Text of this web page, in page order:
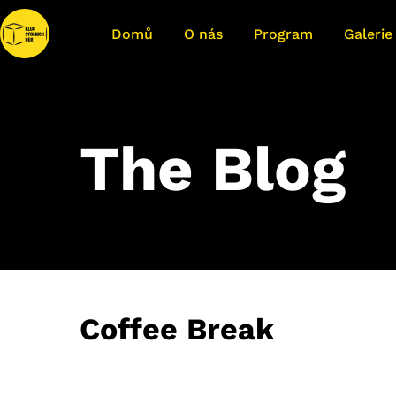
Domů O nás Program Galerie
The Blog
Coffee Break